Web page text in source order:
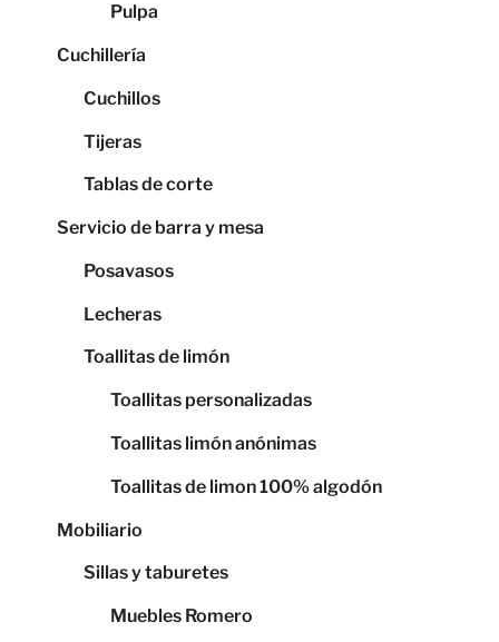
Pulpa
Cuchillería
Cuchillos
Tijeras
Tablas de corte
Servicio de barra y mesa
Posavasos
Lecheras
Toallitas de limón
Toallitas personalizadas
Toallitas limón anónimas
Toallitas de limon 100% algodón
Mobiliario
Sillas y taburetes
Muebles Romero